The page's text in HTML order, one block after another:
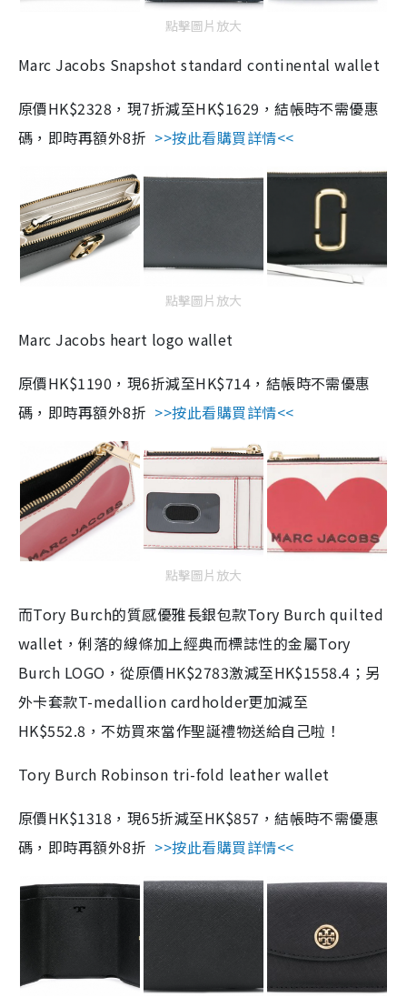
點擊圖片放大
Marc Jacobs Snapshot standard continental wallet
原價HK$2328，現7折減至HK$1629，結帳時不需優惠
碼，即時再額外8折 >>按此看購買詳情<<
點擊圖片放大
Marc Jacobs heart logo wallet
原價HK$1190，現6折減至HK$714，結帳時不需優惠
碼，即時再額外8折 >>按此看購買詳情<<
點擊圖片放大
而Tory Burch的質感優雅長銀包款Tory Burch quilted
wallet，俐落的線條加上經典而標誌性的金屬Tory
Burch LOGO，從原價HK$2783激減至HK$1558.4；另
外卡套款T-medallion cardholder更加減至
HK$552.8，不妨買來當作聖誕禮物送給自己啦！
Tory Burch Robinson tri-fold leather wallet
原價HK$1318，現65折減至HK$857，結帳時不需優惠
碼，即時再額外8折 >>按此看購買詳情<<